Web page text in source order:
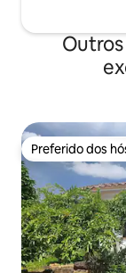
Preferido dos
Preferido dos